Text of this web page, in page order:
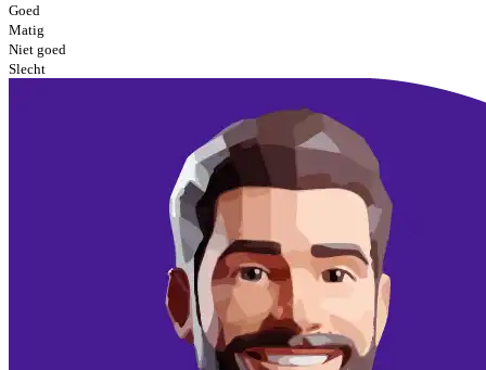
Goed
Matig
Niet goed
Slecht